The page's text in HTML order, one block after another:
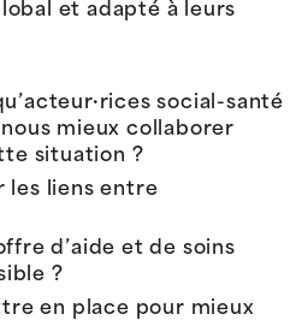
et adapté à leurs
social-santé
mieux collaborer
situation ?
les liens entre
d’aide et de soins
?
en place pour mieux